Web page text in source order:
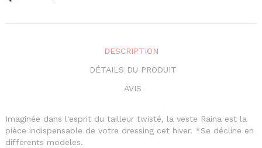
DESCRIPTION
DÉTAILS DU PRODUIT
AVIS
Imaginée dans l'esprit du tailleur twisté, la veste Raina est la
pièce indispensable de votre dressing cet hiver. *Se décline en
différents modèles.